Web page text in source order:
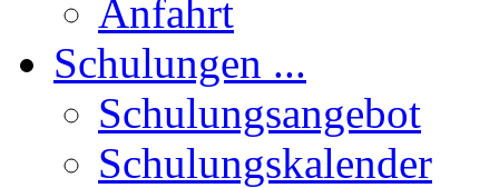
Anfahrt
Schulungen ...
Schulungsangebot
Schulungskalender